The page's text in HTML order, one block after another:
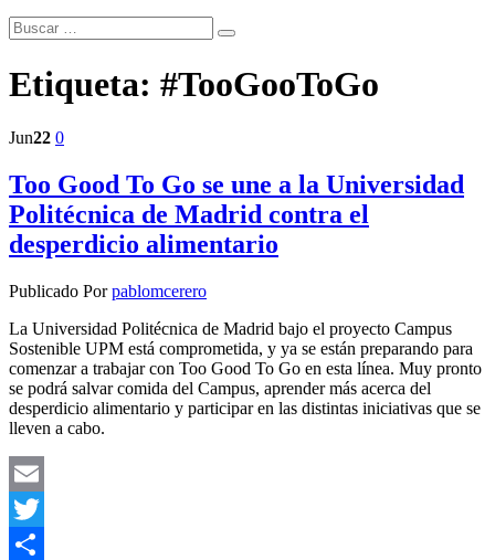
Etiqueta: #TooGooToGo
Jun22 0
Too Good To Go se une a la Universidad
Politécnica de Madrid contra el
desperdicio alimentario
Publicado Porpablomcerero
La Universidad Politécnica de Madrid bajo el proyecto Campus
Sostenible UPM está comprometida, y ya se están preparando para
comenzar a trabajar con Too Good To Go en esta línea. Muy pronto
se podrá salvar comida del Campus, aprender más acerca del
desperdicio alimentario y participar en las distintas iniciativas que se
lleven a cabo.
Email
Twitter